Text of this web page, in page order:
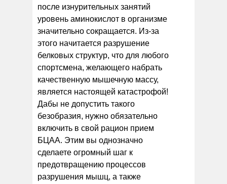
после изнурительных занятий
уровень аминокислот в организме
значительно сокращается. Из-за
этого начитается разрушение
белковых структур, что для любого
спортсмена, желающего набрать
качественную мышечную массу,
является настоящей катастрофой!
Дабы не допустить такого
безобразия, нужно обязательно
включить в свой рацион прием
БЦАА. Этим вы однозначно
сделаете огромный шаг к
предотвращению процессов
разрушения мышц, а также